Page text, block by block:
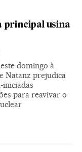
principal usina
domingo à
Natanz prejudica
iniciadas
para reavivar o